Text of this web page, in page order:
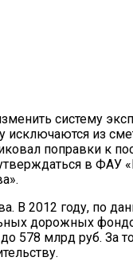
систему
из
поправки к
в ФАУ
В 2012 году, по
дорожных
млрд руб. За